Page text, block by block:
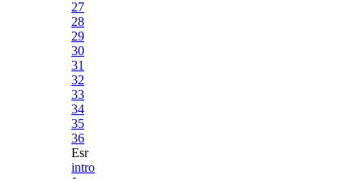
27
28
29
30
31
32
33
34
35
36
Esr
intro